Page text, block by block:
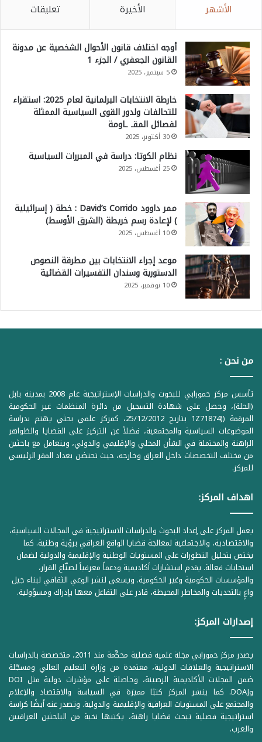
الأشهر الأخيرة تعليقات
أوجه اختلاف قانون الأحوال الشخصية عن مدونة
القانون الجعفري / الجزء 1
5 سبتمبر، 2025
خارطة الانتخابات البرلمانية لعام 2025: استقراء
للتحالفات ولدور القوى السياسية الممثلة
لفصائل المقـ ـاومة
30 أكتوبر، 2025
نظام الكوتا: دراسة في المبررات السياسية
25 أغسطس، 2025
ممر داوود David’s Corrido : خطة ( إسرائيلية
) لإعادة رسم خريطة (الشرق الأوسط)
10 أغسطس، 2025
موعد إجراء الانتخابات بين مطرقة النصوص
الدستورية وسندان التفسيرات القضائية
10 نوفمبر، 2025
من نحن :
تأسس مركز حمورابي للبحوث والدراسات الإستراتيجية عام 2008 بمدينة بابل
(الحلة)، وحصل على شهادة التسجيل من دائرة المنظمات غير الحكومية
المرقمة ((1Z71874 بتاريخ 25/12/2012، كمركز علمي بحثي يهتم بدراسة
الموضوعات السياسية والمجتمعية، فضلاً عن التركيز على القضايا والظواهر
الراهنة والمحتملة في الشأن المحلي والإقليمي والدولي، ويتعامل مع باحثين
من مختلف التخصصات داخل العراق وخارجه، حيث تحتضن بغداد المقر الرئيسي
للمركز.
اهداف المركز:
يعمل المركز على إعداد البحوث والدراسات الاستراتيجية في المجالات السياسية،
والاقتصادية، والاجتماعية لمعالجة قضايا الواقع العراقي برؤية وطنية. كما
يختص بتحليل التطورات على المستويات الوطنية والإقليمية والدولية لضمان
استجابات فعالة. يقدم استشارات أكاديمية ودعماً معرفياً لصنّاع القرار،
والمؤسسات الحكومية وغير الحكومية. ويسعى لنشر الوعي الثقافي لبناء جيل
واعٍ بالتحديات والمخاطر المحيطة، قادر على التفاعل معها بإدراك ومسؤولية.
إصدارات المركز:
يصدر مركز حمورابي مجلة علمية فصلية محكّمة منذ 2011، متخصصة بالدراسات
الاستراتيجية والعلاقات الدولية، معتمدة من وزارة التعليم العالي ومسجّلة
ضمن المجلات الأكاديمية الرصينة، وحاصلة على مؤشرات دولية مثل DOI
وDOAJ. كما ينشر المركز كتبًا مميزة في السياسة والاقتصاد والإعلام
والمجتمع على المستويات العراقية والإقليمية والدولية. وتصدر عنه أيضًا كراسة
استراتيجية فصلية تبحث قضايا راهنة، يكتبها نخبة من الباحثين العراقيين
والعرب.